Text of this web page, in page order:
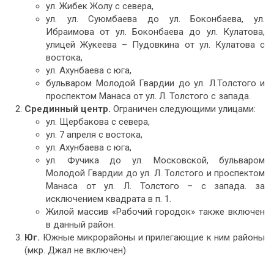
ул. Жибек Жолу с севера,
ул. ул. Суюмбаева до ул. Боконбаева, ул.
Ибраимова от ул. Боконбаева до ул. Кулатова,
улицей Жукеева – Пудовкина от ул. Кулатова с
востока,
ул. Ахунбаева с юга,
бульваром Молодой Гвардии до ул. Л.Толстого и
проспектом Манаса от ул. Л. Толстого с запада.
Срединный центр. Ограничен следующими улицами:
ул. Щербакова с севера,
ул. 7 апреля с востока,
ул. Ахунбаева с юга,
ул. Фучика до ул. Московской, бульваром
Молодой Гвардии до ул. Л. Толстого и проспектом
Манаса от ул. Л. Толстого – с запада. за
исключением квадрата в п. 1.
Жилой массив «Рабочий городок» также включен
в данный район.
Юг. Южные микрорайоны и прилегающие к ним районы
(мкр. Джал не включен)